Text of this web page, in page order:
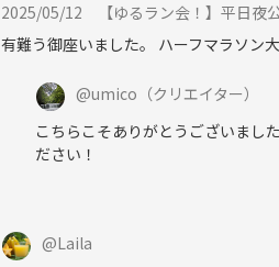
2025/05/12
【ゆるラン会！】平日
有難う御座いました。 ハーフマラソン
@umico （クリエイター）
こちらこそありがとうございまし
ださい！
@Laila